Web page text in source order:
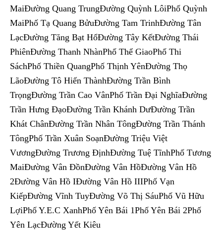
MaiĐường Quang TrungĐường Quỳnh LôiPhố Quỳnh
MaiPhố Tạ Quang BửuĐường Tam TrinhĐường Tân
LạcĐường Tăng Bạt HổĐường Tây KếtĐường Thái
PhiênĐường Thanh NhànPhố Thể GiaoPhố Thi
SáchPhố Thiền QuangPhố Thịnh YênĐường Thọ
LãoĐường Tô Hiến ThànhĐường Trần Bình
TrọngĐường Trần Cao VânPhố Trần Đại NghĩaĐường
Trần Hưng ĐạoĐường Trần Khánh DưĐường Trần
Khát ChânĐường Trần Nhân TôngĐường Trần Thánh
TôngPhố Trần Xuân SoạnĐường Triệu Việt
VươngĐường Trương ĐịnhĐường Tuệ TĩnhPhố Tương
MaiĐường Vân ĐồnĐường Vân HồĐường Vân Hồ
2Đường Vân Hồ IĐường Vân Hồ IIIPhố Vạn
KiếpĐường Vĩnh TuyĐường Võ Thị SáuPhố Vũ Hữu
LợiPhố Y.E.C XanhPhố Yên Bái 1Phố Yên Bái 2Phố
Yên LạcĐường Yết Kiêu